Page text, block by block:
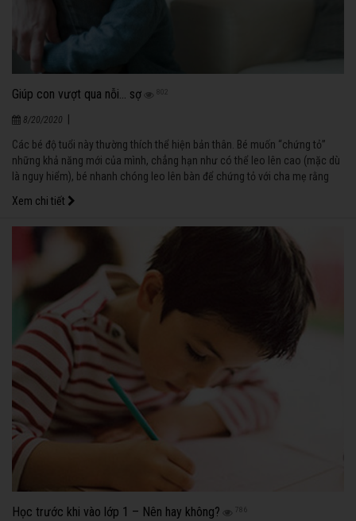
Giúp con vượt qua nỗi... sợ 802
8/20/2020
Các bé độ tuổi này thường thích thể hiện bản thân. Bé muốn “chứng tỏ”
những khả năng mới của mình, chẳng hạn như có thể leo lên cao (mặc dù
là nguy hiểm), bé nhanh chóng leo lên bàn để chứng tỏ với cha mẹ rằng
xuống vì… sợ.
Xem chi tiết
Học trước khi vào lớp 1 – Nên hay không? 786